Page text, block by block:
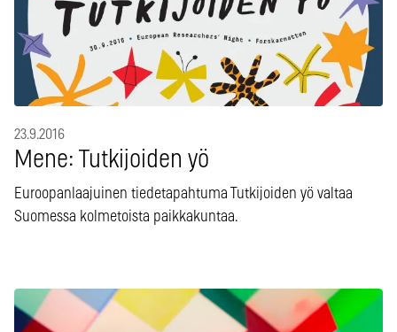
23.9.2016
Mene: Tutkijoiden yö
Euroopanlaajuinen tiedetapahtuma Tutkijoiden yö valtaa
Suomessa kolmetoista paikkakuntaa.